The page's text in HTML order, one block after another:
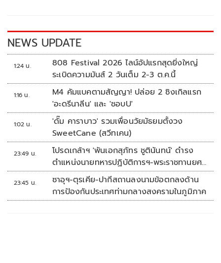
k k
NEWS UPDATE
1:24 น.
808 Festival 2026 ไลน์อัปแรกสุดยิ่งใหญ่
ระเบิดความมันส์ 2 วันเต็ม 2-3 ต.ค.นี้
1:16 น.
M4 คัมแบคตามสัญญา! ปล่อย 2 ซิงเกิลแรก
'อะดรีนาลีน' และ 'ชอบU'
1:02 น.
'ดั๊ม คาราบาว' รวมเพื่อนวัยมัธยมตั้งวง
SweetCane (สวีทเคน)
23:49 น.
โปรดเกล้าฯ 'พันเอกสุภัทร ชูตินันทน์' ดำรง
ตำแหน่งนายทหารปฏิบัติการฯ-พระราชทานยศ
'พลตรี'
23:45 น.
ซาอุฯ-ตุรเคีย-ปากีสถานลงนามข้อตกลงด้าน
การป้องกันประเทศท่ามกลางสงครามในภูมิภาค